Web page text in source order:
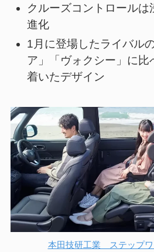
クルーズコントロール
進化
1月に登場したライバル
ア」「ヴォクシー」に比
着いたデザイン
本田技研工業 ステップワ